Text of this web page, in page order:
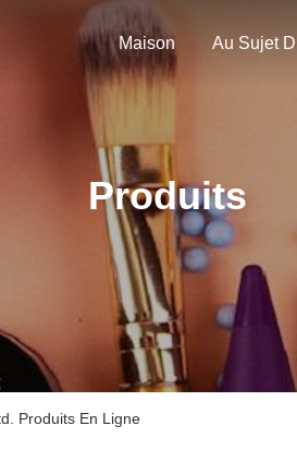
Maison
Produits
Produits En Ligne